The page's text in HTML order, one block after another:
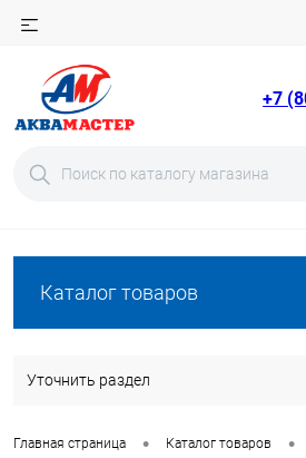
+7
Каталог товаров
Уточнить раздел
Главная страница • Каталог товаров •